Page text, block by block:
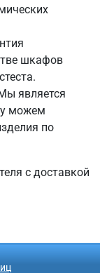
шкафов
является
можем
по
с доставкой